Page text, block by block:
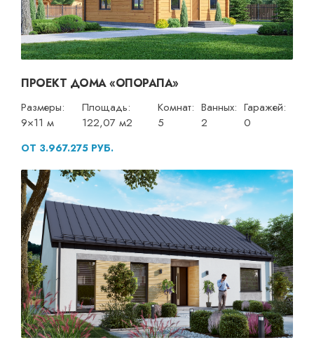
ПРОЕКТ ДОМА «ОПОРАПА»
Размеры:
9×11 м
Площадь:
122,07 м2
Комнат:
5
Ванных:
2
Гаражей:
0
ОТ 3.967.275 РУБ.